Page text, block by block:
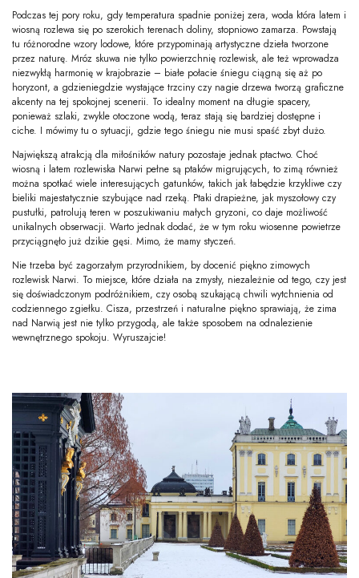
Podczas tej pory roku, gdy temperatura spadnie poniżej zera, woda która latem i
wiosną rozlewa się po szerokich terenach doliny, stopniowo zamarza. Powstają
tu różnorodne wzory lodowe, które przypominają artystyczne dzieła tworzone
przez naturę. Mróz skuwa nie tylko powierzchnię rozlewisk, ale też wprowadza
niezwykłą harmonię w krajobrazie – białe połacie śniegu ciągną się aż po
horyzont, a gdzieniegdzie wystające trzciny czy nagie drzewa tworzą graficzne
akcenty na tej spokojnej scenerii. To idealny moment na długie spacery,
ponieważ szlaki, zwykle otoczone wodą, teraz stają się bardziej dostępne i
ciche. I mówimy tu o sytuacji, gdzie tego śniegu nie musi spaść zbyt dużo.
Największą atrakcją dla miłośników natury pozostaje jednak ptactwo. Choć
wiosną i latem rozlewiska Narwi pełne są ptaków migrujących, to zimą również
można spotkać wiele interesujących gatunków, takich jak łabędzie krzykliwe czy
bieliki majestatycznie szybujące nad rzeką. Ptaki drapieżne, jak myszołowy czy
pustułki, patrolują teren w poszukiwaniu małych gryzoni, co daje możliwość
unikalnych obserwacji. Warto jednak dodać, że w tym roku wiosenne powietrze
przyciągnęło już dzikie gęsi. Mimo, że mamy styczeń.
Nie trzeba być zagorzałym przyrodnikiem, by docenić piękno zimowych
rozlewisk Narwi. To miejsce, które działa na zmysły, niezależnie od tego, czy jest
się doświadczonym podróżnikiem, czy osobą szukającą chwili wytchnienia od
codziennego zgiełku. Cisza, przestrzeń i naturalne piękno sprawiają, że zima
nad Narwią jest nie tylko przygodą, ale także sposobem na odnalezienie
wewnętrznego spokoju. Wyruszajcie!